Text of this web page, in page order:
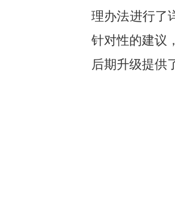
理办法进行了
针对性的建议
后期升级提供